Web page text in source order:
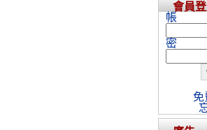
會員
免